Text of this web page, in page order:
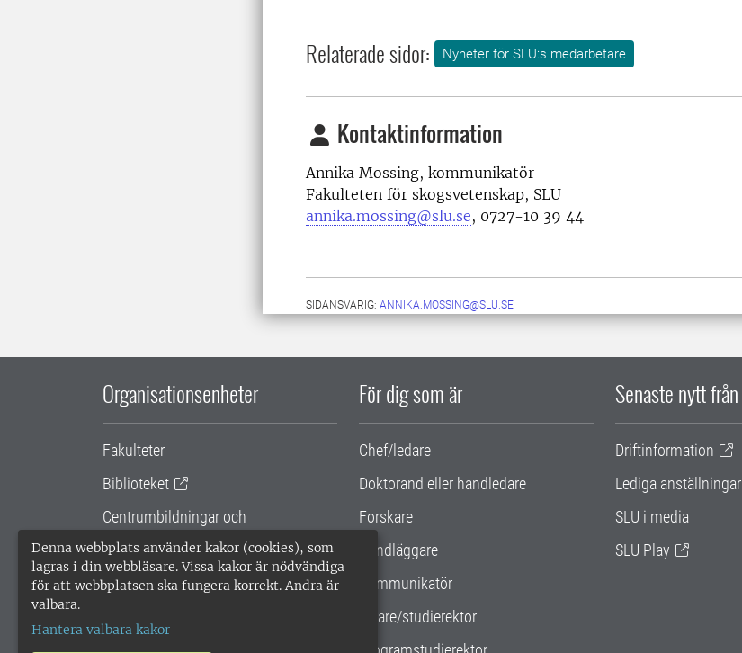
Denna webbplats använder kakor (cookies), som
lagras i din webbläsare. Vissa kakor är nödvändiga
för att webbplatsen ska fungera korrekt. Andra är
valbara.
Hantera valbara kakor
Relaterade sidor: Nyheter för SLU:s medarbetare
Kontaktinformation
Annika Mossing, kommunikatör
Fakulteten för skogsvetenskap, SLU
annika.mossing@slu.se, 0727-10 39 44
SIDANSVARIG: ANNIKA.MOSSING@SLU.SE
Organisationsenheter
Fakulteter
Biblioteket
Centrumbildningar och
samarbetsprojekt
Gemensamma verksamhetsstödet
För dig som är
Chef/ledare
Doktorand eller handledare
Forskare
Handläggare
Kommunikatör
Lärare/studierektor
Senaste nytt från
Driftinformation
Lediga anställningar
SLU i media
SLU Play